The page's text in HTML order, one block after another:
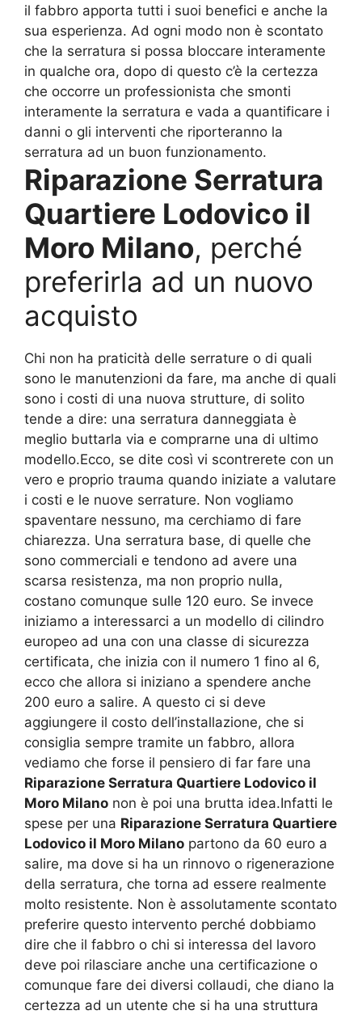
il fabbro apporta tutti i suoi benefici e anche la
sua esperienza. Ad ogni modo non è scontato
che la serratura si possa bloccare interamente
in qualche ora, dopo di questo c’è la certezza
che occorre un professionista che smonti
interamente la serratura e vada a quantificare i
danni o gli interventi che riporteranno la
serratura ad un buon funzionamento.
Riparazione Serratura
Quartiere Lodovico il
Moro Milano, perché
preferirla ad un nuovo
acquisto
Chi non ha praticità delle serrature o di quali
sono le manutenzioni da fare, ma anche di quali
sono i costi di una nuova strutture, di solito
tende a dire: una serratura danneggiata è
meglio buttarla via e comprarne una di ultimo
modello.Ecco, se dite così vi scontrerete con un
vero e proprio trauma quando iniziate a valutare
i costi e le nuove serrature. Non vogliamo
spaventare nessuno, ma cerchiamo di fare
chiarezza. Una serratura base, di quelle che
sono commerciali e tendono ad avere una
scarsa resistenza, ma non proprio nulla,
costano comunque sulle 120 euro. Se invece
iniziamo a interessarci a un modello di cilindro
europeo ad una con una classe di sicurezza
certificata, che inizia con il numero 1 fino al 6,
ecco che allora si iniziano a spendere anche
200 euro a salire. A questo ci si deve
aggiungere il costo dell’installazione, che si
consiglia sempre tramite un fabbro, allora
vediamo che forse il pensiero di far fare una
Riparazione Serratura Quartiere Lodovico il
Moro Milano non è poi una brutta idea.Infatti le
spese per una Riparazione Serratura Quartiere
Lodovico il Moro Milano partono da 60 euro a
salire, ma dove si ha un rinnovo o rigenerazione
della serratura, che torna ad essere realmente
molto resistente. Non è assolutamente scontato
preferire questo intervento perché dobbiamo
dire che il fabbro o chi si interessa del lavoro
deve poi rilasciare anche una certificazione o
comunque fare dei diversi collaudi, che diano la
certezza ad un utente che si ha una struttura